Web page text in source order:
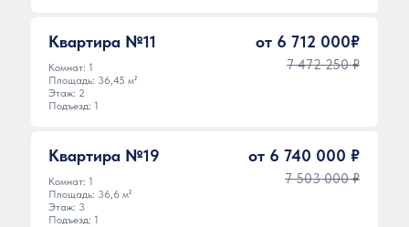
Квартира №11
Комнат: 1
Площадь: 36,45 м²
Этаж: 2
Подъезд: 1
от 6 712 000₽
7 472 250 ₽
Квартира №19
Комнат: 1
Площадь: 36,6 м²
Этаж: 3
Подъезд: 1
от 6 740 000 ₽
7 503 000 ₽